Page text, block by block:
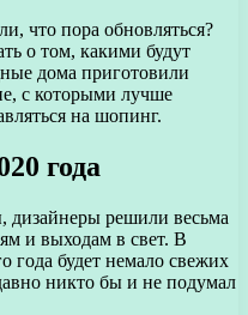
что пора обновляться?
о том, какими будут
дома приготовили
с которыми лучше
на шопинг.
года
дизайнеры решили весьма
и выходам в свет. В
года будет немало свежих
никто бы и не подумал